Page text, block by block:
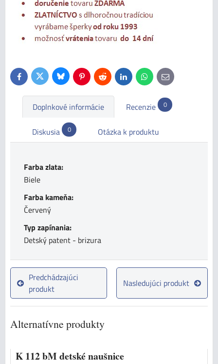
FacebookTwitterBlueskyPinterestReddit LinkedInWhatsApp
E-
mail
Doplnkové informácie Recenzie 0
Diskusia 0 Otázka k produktu
Farba zlata:
Biele
Farba kameňa:
Červený
Typ zapínania:
Detský patent - brizura
Predchádzajúci
produkt
Nasledujúci produkt
Alternatívne produkty
K 112 bM detské naušnice